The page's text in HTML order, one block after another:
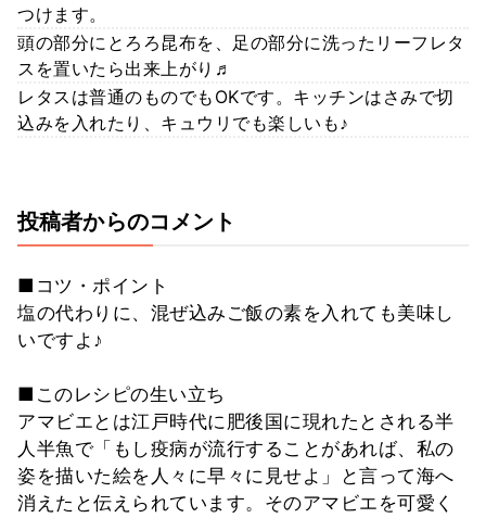
つけます。
頭の部分にとろろ昆布を、足の部分に洗ったリーフレタ
スを置いたら出来上がり♬
レタスは普通のものでもOKです。キッチンはさみで切
込みを入れたり、キュウリでも楽しいも♪
投稿者からのコメント
■コツ・ポイント
塩の代わりに、混ぜ込みご飯の素を入れても美味し
いですよ♪
■このレシピの生い立ち
アマビエとは江戸時代に肥後国に現れたとされる半
人半魚で「もし疫病が流行することがあれば、私の
姿を描いた絵を人々に早々に見せよ」と言って海へ
消えたと伝えられています。そのアマビエを可愛く